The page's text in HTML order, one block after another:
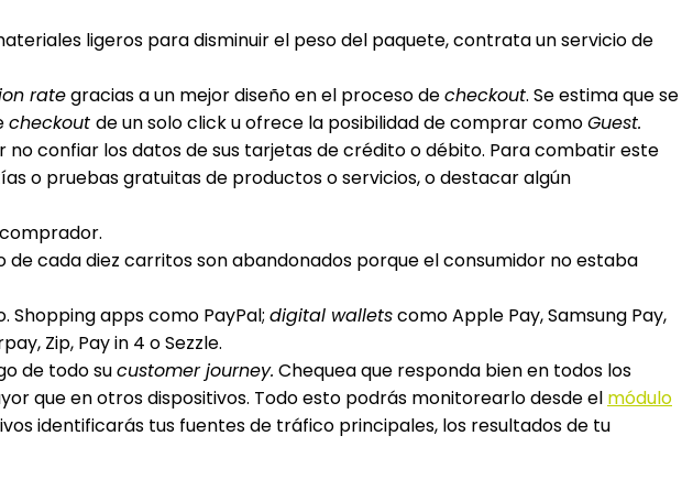
ligeros para disminuir el peso del paquete, contrata un servicio de
rategracias a un mejor diseño en el proceso decheckout. Se estima que se
checkout de un solo click u ofrece la posibilidad de comprar comoGuest.
no confiar los datos de sus tarjetas de crédito o débito. Para combatir este
o pruebas gratuitas de productos o servicios, o destacar algún
cada diez carritos son abandonados porque el consumidor no estaba
apps como PayPal; digital walletscomo Apple Pay, Samsung Pay,
Zip, Pay in 4 o Sezzle.
de todo sucustomer journey. Chequea que responda bien en todos los
que en otros dispositivos. Todo esto podrás monitorearlo desde el módulo
identificarás tus fuentes de tráfico principales, los resultados de tu